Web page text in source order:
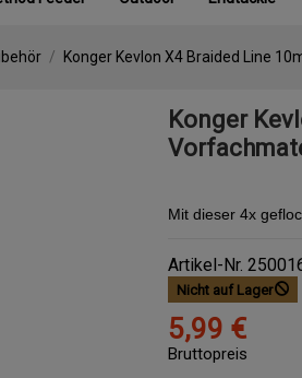
Konger Kevlon X4 Braided Line
Konger
Mit dieser 4x
Artikel-Nr.
Nicht auf Lager
5,99 €
Bruttopreis